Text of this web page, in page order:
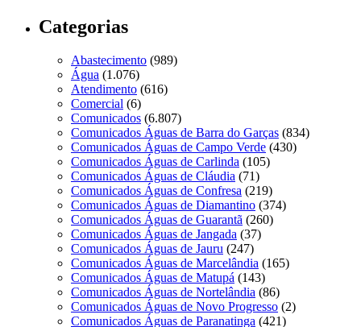
Categorias
Abastecimento (989)
Água (1.076)
Atendimento (616)
Comercial (6)
Comunicados (6.807)
Comunicados Águas de Barra do Garças (834)
Comunicados Águas de Campo Verde (430)
Comunicados Águas de Carlinda (105)
Comunicados Águas de Cláudia (71)
Comunicados Águas de Confresa (219)
Comunicados Águas de Diamantino (374)
Comunicados Águas de Guarantã (260)
Comunicados Águas de Jangada (37)
Comunicados Águas de Jauru (247)
Comunicados Águas de Marcelândia (165)
Comunicados Águas de Matupá (143)
Comunicados Águas de Nortelândia (86)
Comunicados Águas de Novo Progresso (2)
Comunicados Águas de Paranatinga (421)